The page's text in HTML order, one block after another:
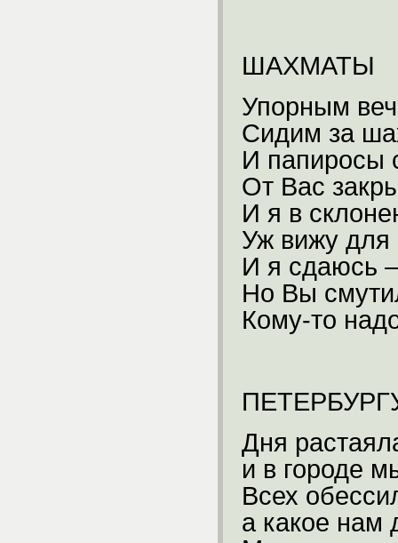
ШАХМАТЫ
Упорным
Сидим за
И папиросы
От Вас
И я в
Уж вижу для
И я сдаюсь
Но Вы
Кому-то
Дня
и в городе
Всех
а какое нам